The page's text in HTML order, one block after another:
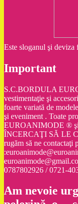
Este sloganul şi
Important
S.C.BORDULA
vestimentaţie şi
foarte variată de
şi eveniment . Toate
EUROANIMODE ®
ÎNCERCAŢI SĂ LE
rugăm să ne contactaţi
0787802926 / 0721-
Am nevoie